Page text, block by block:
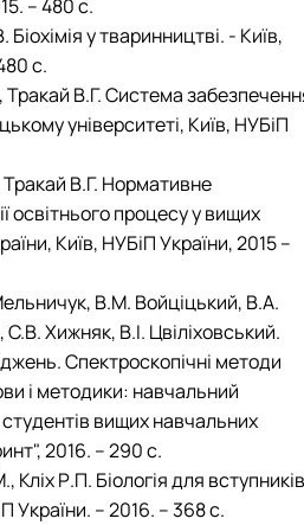
– 480 с.
у тваринництві. - Київ,
с.
Тракай В.Г. Система
університеті, Київ, НУБіП
В.Г. Нормативне
освітнього процесу у вищих
Київ, НУБіП України, 2015 –
В.М. Войціцький, В.А.
Хижняк, В.І. Цвіліховський.
Спектроскопічні методи
і методики: навчальний
вищих навчальних
2016. – 290 с.
Кліх Р.П. Біологія для вступників
України. – 2016. – 368 с.